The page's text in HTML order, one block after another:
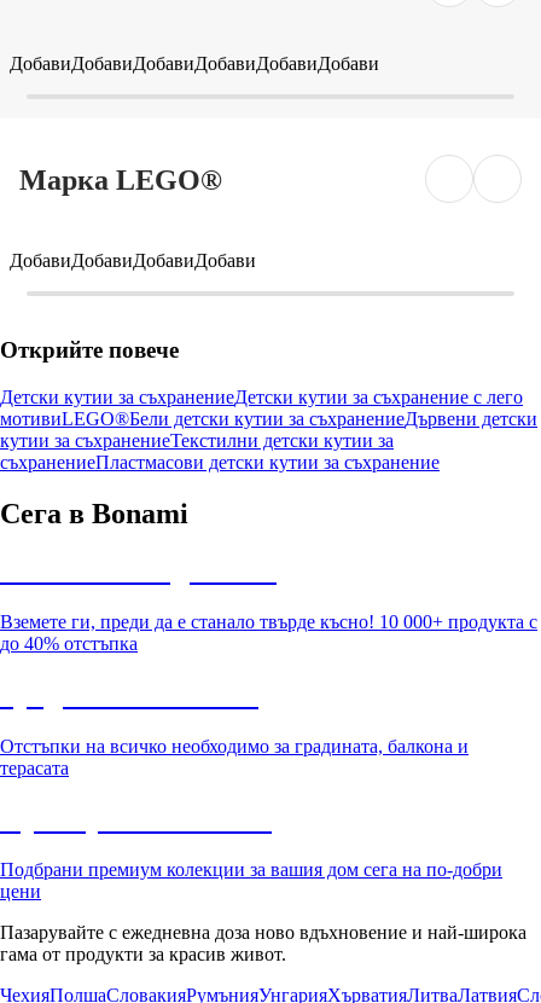
ДобавиДобавиДобавиДобавиДобавиДобави
Марка LEGO®
ДобавиДобавиДобавиДобави
Открийте повече
Детски кутии за съхранениеДетски кутии за съхранение с лего
мотивиLEGO®Бели детски кутии за съхранениеДървени детски
кутии за съхранениеТекстилни детски кутии за
съхранениеПластмасови детски кутии за съхранение
Сега в Bonami
Вземете ги, преди да е станало твърде късно! 10 000+ продукта с
до 40% отстъпка
Отстъпки на всичко необходимо за градината, балкона и
терасата
Подбрани премиум колекции за вашия дом сега на по-добри
цени
Пазарувайте с ежедневна доза ново вдъхновение и най-широка
гама от продукти за красив живот.
ЧехияПолшаСловакияРумънияУнгарияХърватияЛитваЛатвия